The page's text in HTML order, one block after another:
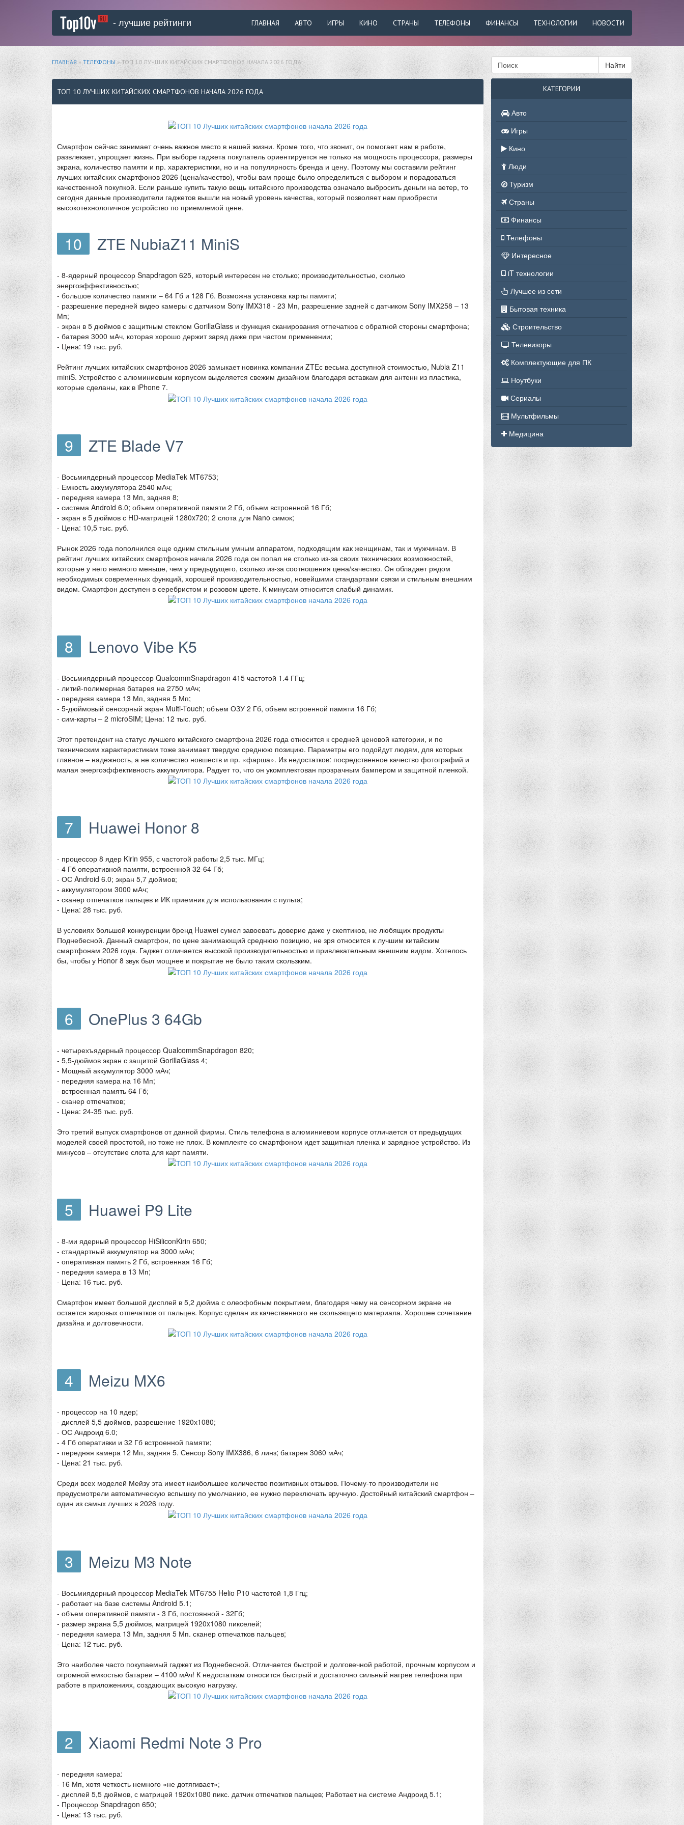
- лучшие рейтинги ГЛАВНАЯ АВТО ИГРЫ КИНО СТРАНЫ ТЕЛЕФОНЫ ФИНАНСЫ ТЕХНОЛОГИИ НОВОСТИ
ГЛАВНАЯ»ТЕЛЕФОНЫ» ТОП 10 ЛУЧШИХ КИТАЙСКИХ СМАРТФОНОВ НАЧАЛА 2026 ГОДА
ТОП 10 ЛУЧШИХ КИТАЙСКИХ СМАРТФОНОВ НАЧАЛА 2026 ГОДА
Смартфон сейчас занимает очень важное место в нашей жизни. Кроме того, что звонит, он помогает нам в работе,
развлекает, упрощает жизнь. При выборе гаджета покупатель ориентируется не только на мощность процессора, размеры
экрана, количество памяти и пр. характеристики, но и на популярность бренда и цену. Поэтому мы составили рейтинг
лучших китайских смартфонов 2026 (цена/качество), чтобы вам проще было определиться с выбором и порадоваться
качественной покупкой. Если раньше купить такую вещь китайского производства означало выбросить деньги на ветер, то
сегодня данные производители гаджетов вышли на новый уровень качества, который позволяет нам приобрести
высокотехнологичное устройство по приемлемой цене.
10 ZTE NubiaZ11 MiniS
- 8-ядерный процессор Snapdragon 625, который интересен не столько; производительностью, сколько
энергоэффективностью;
- большое количество памяти – 64 Гб и 128 Гб. Возможна установка карты памяти;
- разрешение передней видео камеры с датчиком Sony IMX318 - 23 Мп, разрешение задней с датчиком Sony IMX258 – 13
Мп;
- экран в 5 дюймов с защитным стеклом GorillaGlass и функция сканирования отпечатков с обратной стороны смартфона;
- батарея 3000 мАч, которая хорошо держит заряд даже при частом применении;
- Цена: 19 тыс. руб.
Рейтинг лучших китайских смартфонов 2026 замыкает новинка компании ZTEс весьма доступной стоимостью, Nubia Z11
miniS. Устройство с алюминиевым корпусом выделяется свежим дизайном благодаря вставкам для антенн из пластика,
которые сделаны, как в iPhone 7.
9 ZTE Blade V7
- Восьмиядерный процессор MediaTek MT6753;
- Емкость аккумулятора 2540 мАч;
- передняя камера 13 Мп, задняя 8;
- система Android 6.0; объем оперативной памяти 2 Гб, объем встроенной 16 Гб;
- экран в 5 дюймов с HD-матрицей 1280x720; 2 слота для Nano симок;
- Цена: 10,5 тыс. руб.
Рынок 2026 года пополнился еще одним стильным умным аппаратом, подходящим как женщинам, так и мужчинам. В
рейтинг лучших китайских смартфонов начала 2026 года он попал не столько из-за своих технических возможностей,
которые у него немного меньше, чем у предыдущего, сколько из-за соотношения цена/качество. Он обладает рядом
необходимых современных функций, хорошей производительностью, новейшими стандартами связи и стильным внешним
видом. Смартфон доступен в серебристом и розовом цвете. К минусам относится слабый динамик.
8 Lenovo Vibe K5
- Восьмиядерный процессор QualcommSnapdragon 415 частотой 1.4 ГГц;
- литий-полимерная батарея на 2750 мАч;
- передняя камера 13 Мп, задняя 5 Мп;
- 5-дюймовый сенсорный экран Multi-Touch; объем ОЗУ 2 Гб, объем встроенной памяти 16 Гб;
- сим-карты – 2 microSIM; Цена: 12 тыс. руб.
Этот претендент на статус лучшего китайского смартфона 2026 года относится к средней ценовой категории, и по
техническим характеристикам тоже занимает твердую среднюю позицию. Параметры его подойдут людям, для которых
главное – надежность, а не количество новшеств и пр. «фарша». Из недостатков: посредственное качество фотографий и
малая энергоэффективность аккумулятора. Радует то, что он укомплектован прозрачным бампером и защитной пленкой.
7 Huawei Honor 8
- процессор 8 ядер Kirin 955, с частотой работы 2,5 тыс. МГц;
- 4 Гб оперативной памяти, встроенной 32-64 Гб;
- ОС Android 6.0; экран 5,7 дюймов;
- аккумулятором 3000 мАч;
- сканер отпечатков пальцев и ИК приемник для использования с пульта;
- Цена: 28 тыс. руб.
В условиях большой конкуренции бренд Huawei сумел завоевать доверие даже у скептиков, не любящих продукты
Поднебесной. Данный смартфон, по цене занимающий среднюю позицию, не зря относится к лучшим китайским
смартфонам 2026 года. Гаджет отличается высокой производительностью и привлекательным внешним видом. Хотелось
бы, чтобы у Honor 8 звук был мощнее и покрытие не было таким скользким.
6 OnePlus 3 64Gb
- четырехъядерный процессор QualcommSnapdragon 820;
- 5,5-дюймов экран с защитой GorillaGlass 4;
- Мощный аккумулятор 3000 мАч;
- передняя камера на 16 Мп;
- встроенная память 64 Гб;
- сканер отпечатков;
- Цена: 24-35 тыс. руб.
Это третий выпуск смартфонов от данной фирмы. Стиль телефона в алюминиевом корпусе отличается от предыдущих
моделей своей простотой, но тоже не плох. В комплекте со смартфоном идет защитная пленка и зарядное устройство. Из
минусов – отсутствие слота для карт памяти.
5 Huawei P9 Lite
- 8-ми ядерный процессор HiSiliconKirin 650;
- стандартный аккумулятор на 3000 мАч;
- оперативная память 2 Гб, встроенная 16 Гб;
- передняя камера в 13 Мп;
- Цена: 16 тыс. руб.
Смартфон имеет большой дисплей в 5,2 дюйма с олеофобным покрытием, благодаря чему на сенсорном экране не
остается жировых отпечатков от пальцев. Корпус сделан из качественного не скользящего материала. Хорошее сочетание
дизайна и долговечности.
4 Meizu MX6
- процессор на 10 ядер;
- дисплей 5,5 дюймов, разрешение 1920х1080;
- ОС Андроид 6.0;
- 4 Гб оперативки и 32 Гб встроенной памяти;
- передняя камера 12 Мп, задняя 5. Сенсор Sony IMX386, 6 линз; батарея 3060 мАч;
- Цена: 21 тыс. руб.
Среди всех моделей Мейзу эта имеет наибольшее количество позитивных отзывов. Почему-то производители не
предусмотрели автоматическую вспышку по умолчанию, ее нужно переключать вручную. Достойный китайский смартфон –
один из самых лучших в 2026 году.
3 Meizu M3 Note
- Восьмиядерный процессор MediaTek MT6755 Helio P10 частотой 1,8 Ггц;
- работает на базе системы Android 5.1;
- объем оперативной памяти - 3 Гб, постоянной - 32Гб;
- размер экрана 5,5 дюймов, матрицей 1920x1080 пикселей;
- передняя камера 13 Мп, задняя 5 Мп. сканер отпечатков пальцев;
- Цена: 12 тыс. руб.
Это наиболее часто покупаемый гаджет из Поднебесной. Отличается быстрой и долговечной работой, прочным корпусом и
огромной емкостью батареи – 4100 мАч! К недостаткам относится быстрый и достаточно сильный нагрев телефона при
работе в приложениях, создающих высокую нагрузку.
2 Xiaomi Redmi Note 3 Pro
- передняя камера:
- 16 Мп, хотя четкость немного «не дотягивает»;
- дисплей 5,5 дюймов, с матрицей 1920х1080 пикс. датчик отпечатков пальцев; Работает на системе Андроид 5.1;
- Процессор Snapdragon 650;
- Цена: 13 тыс. руб.
Найти
КАТЕГОРИИ
Авто
Игры
Кино
Люди
Туризм
Страны
Финансы
Телефоны
Интересное
iT технологии
Лучшее из сети
Бытовая техника
Строительство
Телевизоры
Комплектующие для ПК
Ноутбуки
Сериалы
Мультфильмы
Медицина